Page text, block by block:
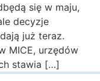
się w maju,
decyzje
już teraz.
MICE, urzędów
stawia […]